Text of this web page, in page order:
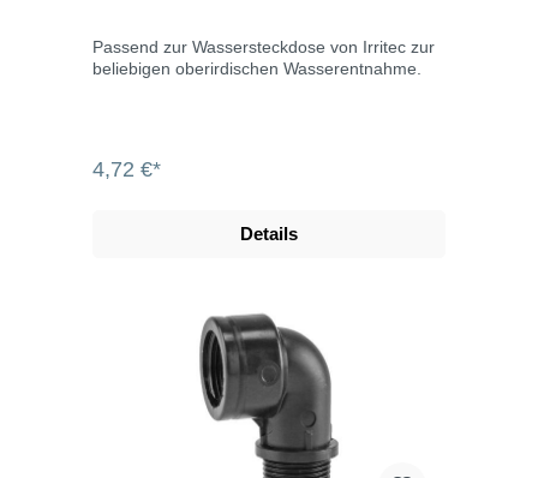
Passend zur Wassersteckdose von Irritec zur
beliebigen oberirdischen Wasserentnahme.
4,72 €*
Details